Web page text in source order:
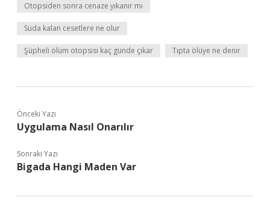
Otopsiden sonra cenaze yıkanır mı
Suda kalan cesetlere ne olur
Şüpheli ölüm otopsisi kaç günde çıkar Tıpta ölüye ne denir
Önceki Yazı
Uygulama Nasıl Onarılır
Sonraki Yazı
Bigada Hangi Maden Var